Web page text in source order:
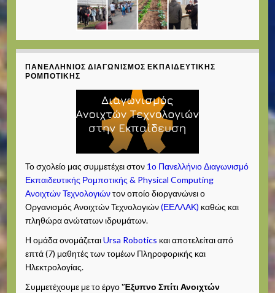
ΠΑΝΕΛΛΉΝΙΟΣ ΔΙΑΓΩΝΙΣΜΌΣ ΕΚΠΑΙΔΕΥΤΙΚΉΣ
ΡΟΜΠΟΤΙΚΉΣ
Το σχολείο μας συμμετέχει στον 1ο Πανελλήνιο Διαγωνισμό
Εκπαιδευτικής Ρομποτικής & Physical Computing
Ανοιχτών Τεχνολογιώντον οποίο διοργανώνει ο
Οργανισμός Ανοιχτών Τεχνολογιών(ΕΕΛΛΑΚ) καθώς και
πληθώρα ανώτατων ιδρυμάτων.
Η ομάδα ονομάζεταιUrsa Robotics και αποτελείται από
επτά (7) μαθητές των τομέων Πληροφορικής και
Ηλεκτρολογίας.
Συμμετέχουμε με το έργο 'Έξυπνο Σπίτι Ανοιχτών